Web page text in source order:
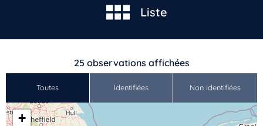
Liste
25 observations affichées
Toutes Identifiées Non identifiées
+